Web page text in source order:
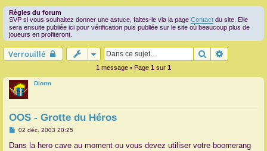
Règles du forum
SVP si vous souhaitez donner une astuce, faites-le via la page Contact du site. Elle
sera ensuite publiée ici pour vérification puis publiée sur le site où beaucoup plus de
joueurs en profiteront.
Verrouillé Rechercher
1 message • Page 1 sur 1
Diorm
OOS - Grotte du Héros
M
s
02 déc. 2003 20:25
Dans la hero cave au moment ou vous devez utiliser votre boomerang